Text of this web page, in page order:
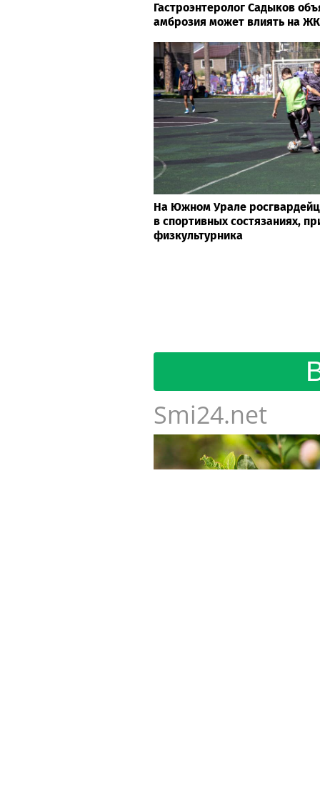
Гастроэнтеролог Садыков
амброзия может влиять на
На Южном Урале
в спортивных состязаниях,
физкультурника
Smi24.net